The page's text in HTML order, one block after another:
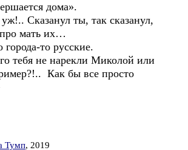
дома».
ты, так сказанул,
мать их…
то русские.
не нарекли Миколой или
Как бы все просто
Тумп, 2019